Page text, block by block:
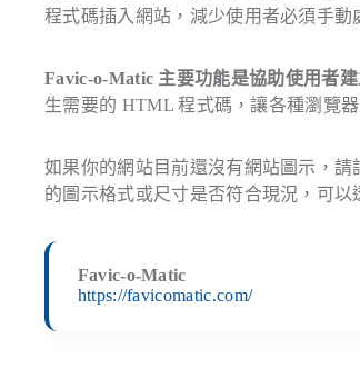
程式碼插入網站，減少使用者必須手動
Favic-o-Matic 主要功能是協助使用者
生需要的 HTML 程式碼，讓各種瀏覽
如果你的網站目前還沒有網站圖示，請
的圖示格式或尺寸是否符合現況，可
Favic-o-Matic
https://favicomatic.com/